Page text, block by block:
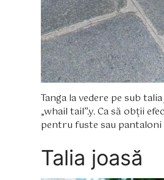
Tanga la vedere pe sub
„whail tail”.y. Ca să obții
pentru fuste sau
Talia joasă